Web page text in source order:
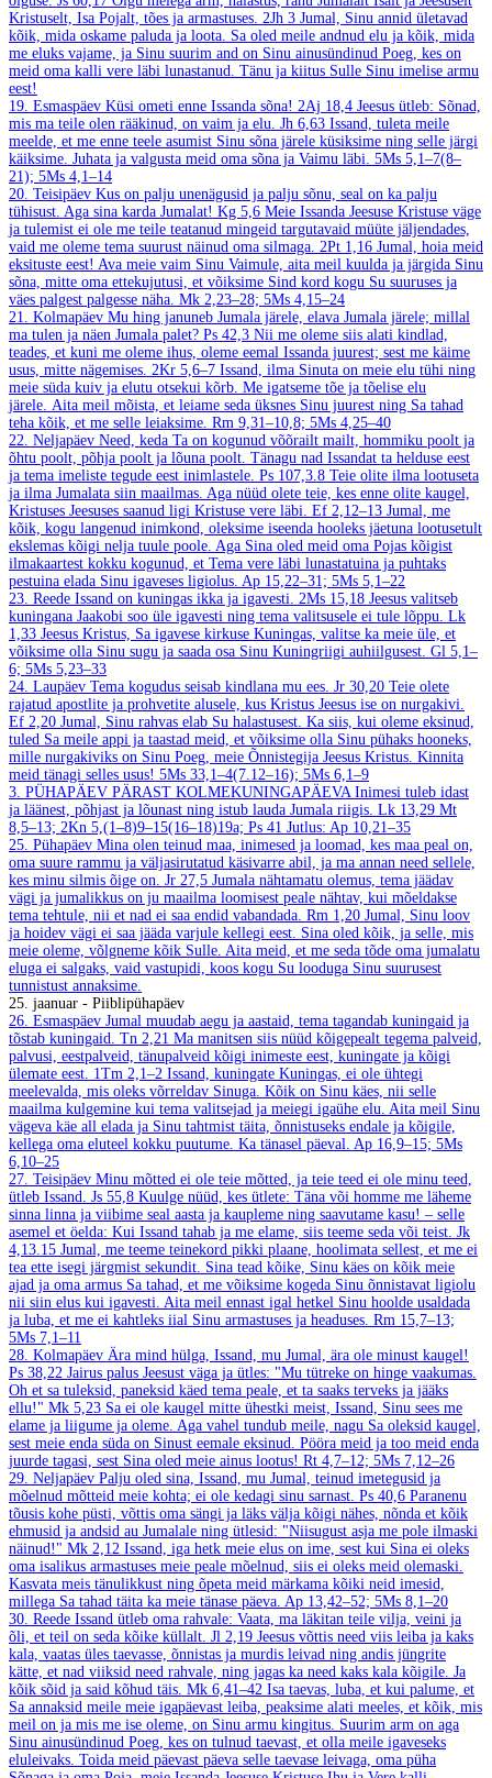
Kristuselt, Isa Pojalt, tões ja armastuses. 2Jh 3 Jumal, Sinu annid ületavad
kõik, mida oskame paluda ja loota. Sa oled meile andnud elu ja kõik, mida
me eluks vajame, ja Sinu suurim and on Sinu ainusündinud Poeg, kes on
meid oma kalli vere läbi lunastanud. Tänu ja kiitus Sulle Sinu imelise armu
eest!
19. Esmaspäev Küsi ometi enne Issanda sõna! 2Aj 18,4 Jeesus ütleb: Sõnad,
mis ma teile olen rääkinud, on vaim ja elu. Jh 6,63 Issand, tuleta meile
meelde, et me enne teele asumist Sinu sõna järele küsiksime ning selle järgi
käiksime. Juhata ja valgusta meid oma sõna ja Vaimu läbi. 5Ms 5,1–7(8–
21); 5Ms 4,1–14
20. Teisipäev Kus on palju unenägusid ja palju sõnu, seal on ka palju
tühisust. Aga sina karda Jumalat! Kg 5,6 Meie Issanda Jeesuse Kristuse väge
ja tulemist ei ole me teile teatanud mingeid targutavaid müüte jäljendades,
vaid me oleme tema suurust näinud oma silmaga. 2Pt 1,16 Jumal, hoia meid
eksituste eest! Ava meie vaim Sinu Vaimule, aita meil kuulda ja järgida Sinu
sõna, mitte oma ettekujutusi, et võiksime Sind kord kogu Su suuruses ja
väes palgest palgesse näha. Mk 2,23–28; 5Ms 4,15–24
21. Kolmapäev Mu hing januneb Jumala järele, elava Jumala järele; millal
ma tulen ja näen Jumala palet? Ps 42,3 Nii me oleme siis alati kindlad,
teades, et kuni me oleme ihus, oleme eemal Issanda juurest; sest me käime
usus, mitte nägemises. 2Kr 5,6–7 Issand, ilma Sinuta on meie elu tühi ning
meie süda kuiv ja elutu otsekui kõrb. Me igatseme tõe ja tõelise elu
järele. Aita meil mõista, et leiame seda üksnes Sinu juurest ning Sa tahad
teha kõik, et me selle leiaksime. Rm 9,31–10,8; 5Ms 4,25–40
22. Neljapäev Need, keda Ta on kogunud võõrailt mailt, hommiku poolt ja
õhtu poolt, põhja poolt ja lõuna poolt. Tänagu nad Issandat ta helduse eest
ja tema imeliste tegude eest inimlastele. Ps 107,3.8 Teie olite ilma lootuseta
ja ilma Jumalata siin maailmas. Aga nüüd olete teie, kes enne olite kaugel,
Kristuses Jeesuses saanud ligi Kristuse vere läbi. Ef 2,12–13 Jumal, me
kõik, kogu langenud inimkond, oleksime iseenda hooleks jäetuna lootusetult
ekslemas kõigi nelja tuule poole. Aga Sina oled meid oma Pojas kõigist
ilmakaartest kokku kogunud, et Tema vere läbi lunastatuina ja puhtaks
pestuina elada Sinu igaveses ligiolus. Ap 15,22–31; 5Ms 5,1–22
23. Reede Issand on kuningas ikka ja igavesti. 2Ms 15,18 Jeesus valitseb
kuningana Jaakobi soo üle igavesti ning tema valitsusele ei tule lõppu. Lk
1,33 Jeesus Kristus, Sa igavese kirkuse Kuningas, valitse ka meie üle, et
võiksime olla Sinu sugu ja saada osa Sinu Kuningriigi auhiilgusest. Gl 5,1–
6; 5Ms 5,23–33
24. Laupäev Tema kogudus seisab kindlana mu ees. Jr 30,20 Teie olete
rajatud apostlite ja prohvetite alusele, kus Kristus Jeesus ise on nurgakivi.
Ef 2,20 Jumal, Sinu rahvas elab Su halastusest. Ka siis, kui oleme eksinud,
tuled Sa meile appi ja taastad meid, et võiksime olla Sinu pühaks hooneks,
mille nurgakiviks on Sinu Poeg, meie Õnnistegija Jeesus Kristus. Kinnita
meid tänagi selles usus! 5Ms 33,1–4(7.12–16); 5Ms 6,1–9
3. PÜHAPÄEV PÄRAST KOLMEKUNINGAPÄEVA Inimesi tuleb idast
ja läänest, põhjast ja lõunast ning istub lauda Jumala riigis. Lk 13,29 Mt
8,5–13; 2Kn 5,(1–8)9–15(16–18)19a; Ps 41 Jutlus: Ap 10,21–35
25. Pühapäev Mina olen teinud maa, inimesed ja loomad, kes maa peal on,
oma suure rammu ja väljasirutatud käsivarre abil, ja ma annan need sellele,
kes minu silmis õige on. Jr 27,5 Jumala nähtamatu olemus, tema jäädav
vägi ja jumalikkus on ju maailma loomisest peale nähtav, kui mõeldakse
tema tehtule, nii et nad ei saa endid vabandada. Rm 1,20 Jumal, Sinu loov
ja hoidev vägi ei saa jääda varjule kellegi eest. Sina oled kõik, ja selle, mis
meie oleme, võlgneme kõik Sulle. Aita meid, et me seda tõde oma jumalatu
eluga ei salgaks, vaid vastupidi, koos kogu Su looduga Sinu suurusest
tunnistust annaksime.
25. jaanuar - Piiblipühapäev
26. Esmaspäev Jumal muudab aegu ja aastaid, tema tagandab kuningaid ja
tõstab kuningaid. Tn 2,21 Ma manitsen siis nüüd kõigepealt tegema palveid,
palvusi, eestpalveid, tänupalveid kõigi inimeste eest, kuningate ja kõigi
ülemate eest. 1Tm 2,1–2 Issand, kuningate Kuningas, ei ole ühtegi
meelevalda, mis oleks võrreldav Sinuga. Kõik on Sinu käes, nii selle
maailma kulgemine kui tema valitsejad ja meiegi igaühe elu. Aita meil Sinu
vägeva käe all elada ja Sinu tahtmist täita, õnnistuseks endale ja kõigile,
kellega oma eluteel kokku puutume. Ka tänasel päeval. Ap 16,9–15; 5Ms
6,10–25
27. Teisipäev Minu mõtted ei ole teie mõtted, ja teie teed ei ole minu teed,
ütleb Issand. Js 55,8 Kuulge nüüd, kes ütlete: Täna või homme me läheme
sinna linna ja viibime seal aasta ja kaupleme ning saavutame kasu! – selle
asemel et öelda: Kui Issand tahab ja me elame, siis teeme seda või teist. Jk
4,13.15 Jumal, me teeme teinekord pikki plaane, hoolimata sellest, et me ei
tea ette isegi järgmist sekundit. Sina tead kõike, Sinu käes on kõik meie
ajad ja oma armus Sa tahad, et me võiksime kogeda Sinu õnnistavat ligiolu
nii siin elus kui igavesti. Aita meil ennast igal hetkel Sinu hoolde usaldada
ja luba, et me ei kahtleks iial Sinu armastuses ja headuses. Rm 15,7–13;
5Ms 7,1–11
28. Kolmapäev Ära mind hülga, Issand, mu Jumal, ära ole minust kaugel!
Ps 38,22 Jairus palus Jeesust väga ja ütles: "Mu tütreke on hinge vaakumas.
Oh et sa tuleksid, paneksid käed tema peale, et ta saaks terveks ja jääks
ellu!" Mk 5,23 Sa ei ole kaugel mitte ühestki meist, Issand, Sinu sees me
elame ja liigume ja oleme. Aga vahel tundub meile, nagu Sa oleksid kaugel,
sest meie enda süda on Sinust eemale eksinud. Pööra meid ja too meid enda
juurde tagasi, sest Sina oled meie ainus lootus! Rt 4,7–12; 5Ms 7,12–26
29. Neljapäev Palju oled sina, Issand, mu Jumal, teinud imetegusid ja
mõelnud mõtteid meie kohta; ei ole kedagi sinu sarnast. Ps 40,6 Paranenu
tõusis kohe püsti, võttis oma sängi ja läks välja kõigi nähes, nõnda et kõik
ehmusid ja andsid au Jumalale ning ütlesid: "Niisugust asja me pole ilmaski
näinud!" Mk 2,12 Issand, iga hetk meie elus on ime, sest kui Sina ei oleks
oma isalikus armastuses meie peale mõelnud, siis ei oleks meid olemaski.
Kasvata meis tänulikkust ning õpeta meid märkama kõiki neid imesid,
millega Sa tahad täita ka meie tänase päeva. Ap 13,42–52; 5Ms 8,1–20
30. Reede Issand ütleb oma rahvale: Vaata, ma läkitan teile vilja, veini ja
õli, et teil on seda kõike küllalt. Jl 2,19 Jeesus võttis need viis leiba ja kaks
kala, vaatas üles taevasse, õnnistas ja murdis leivad ning andis jüngrite
kätte, et nad viiksid need rahvale, ning jagas ka need kaks kala kõigile. Ja
kõik sõid ja said kõhud täis. Mk 6,41–42 Isa taevas, luba, et kui palume, et
Sa annaksid meile meie igapäevast leiba, peaksime alati meeles, et kõik, mis
meil on ja mis me ise oleme, on Sinu armu kingitus. Suurim arm on aga
Sinu ainusündinud Poeg, kes on tulnud taevast, et olla meile igaveseks
eluleivaks. Toida meid päevast päeva selle taevase leivaga, oma püha